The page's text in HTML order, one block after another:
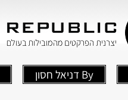
By דניאל חסון